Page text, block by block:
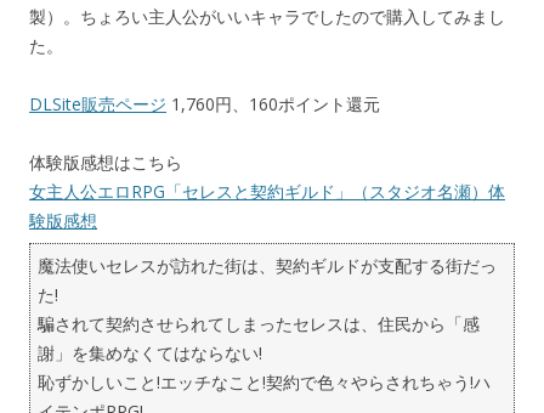
製）。ちょろい主人公がいいキャラでしたので購入してみまし
た。
DLSite販売ページ 1,760円、160ポイント還元
体験版感想はこちら
女主人公エロRPG「セレスと契約ギルド」（スタジオ名瀬）体
験版感想
魔法使いセレスが訪れた街は、契約ギルドが支配する街だっ
た!
騙されて契約させられてしまったセレスは、住民から「感
謝」を集めなくてはならない!
恥ずかしいこと!エッチなこと!契約で色々やらされちゃう!ハ